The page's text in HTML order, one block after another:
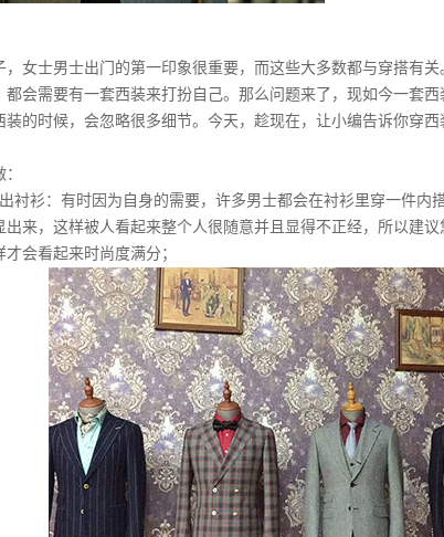
士男士出门的第一印象很重要，而这些大多数都与穿搭有关
都会需要有一套西装来打扮自己。那么问题来了，现如今一套西
装的时候，会忽略很多细节。今天，趁现在，让小编告诉你穿
：有时因为自身的需要，许多男士都会在衬衫里穿一件内
出来，这样被人看起来整个人很随意并且显得不正经，所以建
会看起来时尚度满分；